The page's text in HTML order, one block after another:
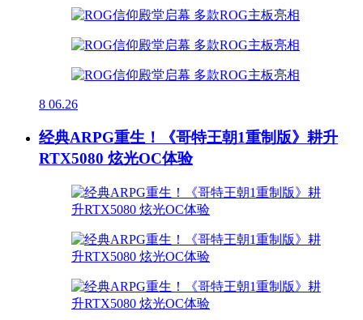
8 06.26
经典ARPG重生！《哥特王朝1重制版》耕升
RTX5080 炫光OC体验